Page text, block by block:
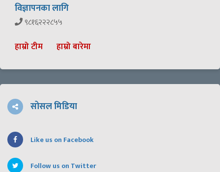
विज्ञापनका लागि
९८१६२२२८५५
हाम्रो टीम हाम्रो बारेमा
सोसल मिडिया
Like us on Facebook
Follow us on Twitter